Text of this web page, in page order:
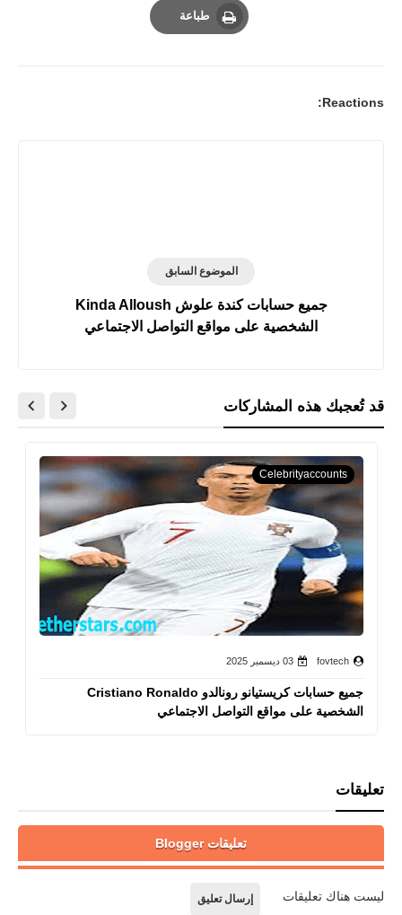
طباعة
Reactions:
الموضوع السابق
جميع حسابات كندة علوش Kinda Alloush
الشخصية على مواقع التواصل الاجتماعي
قد تُعجبك هذه المشاركات
Celebrityaccounts
fovtech 03 ديسمبر 2025
جميع حسابات كريستيانو رونالدو Cristiano Ronaldo
الشخصية على مواقع التواصل الاجتماعي
تعليقات
تعليقات Blogger
ليست هناك تعليقات إرسال تعليق